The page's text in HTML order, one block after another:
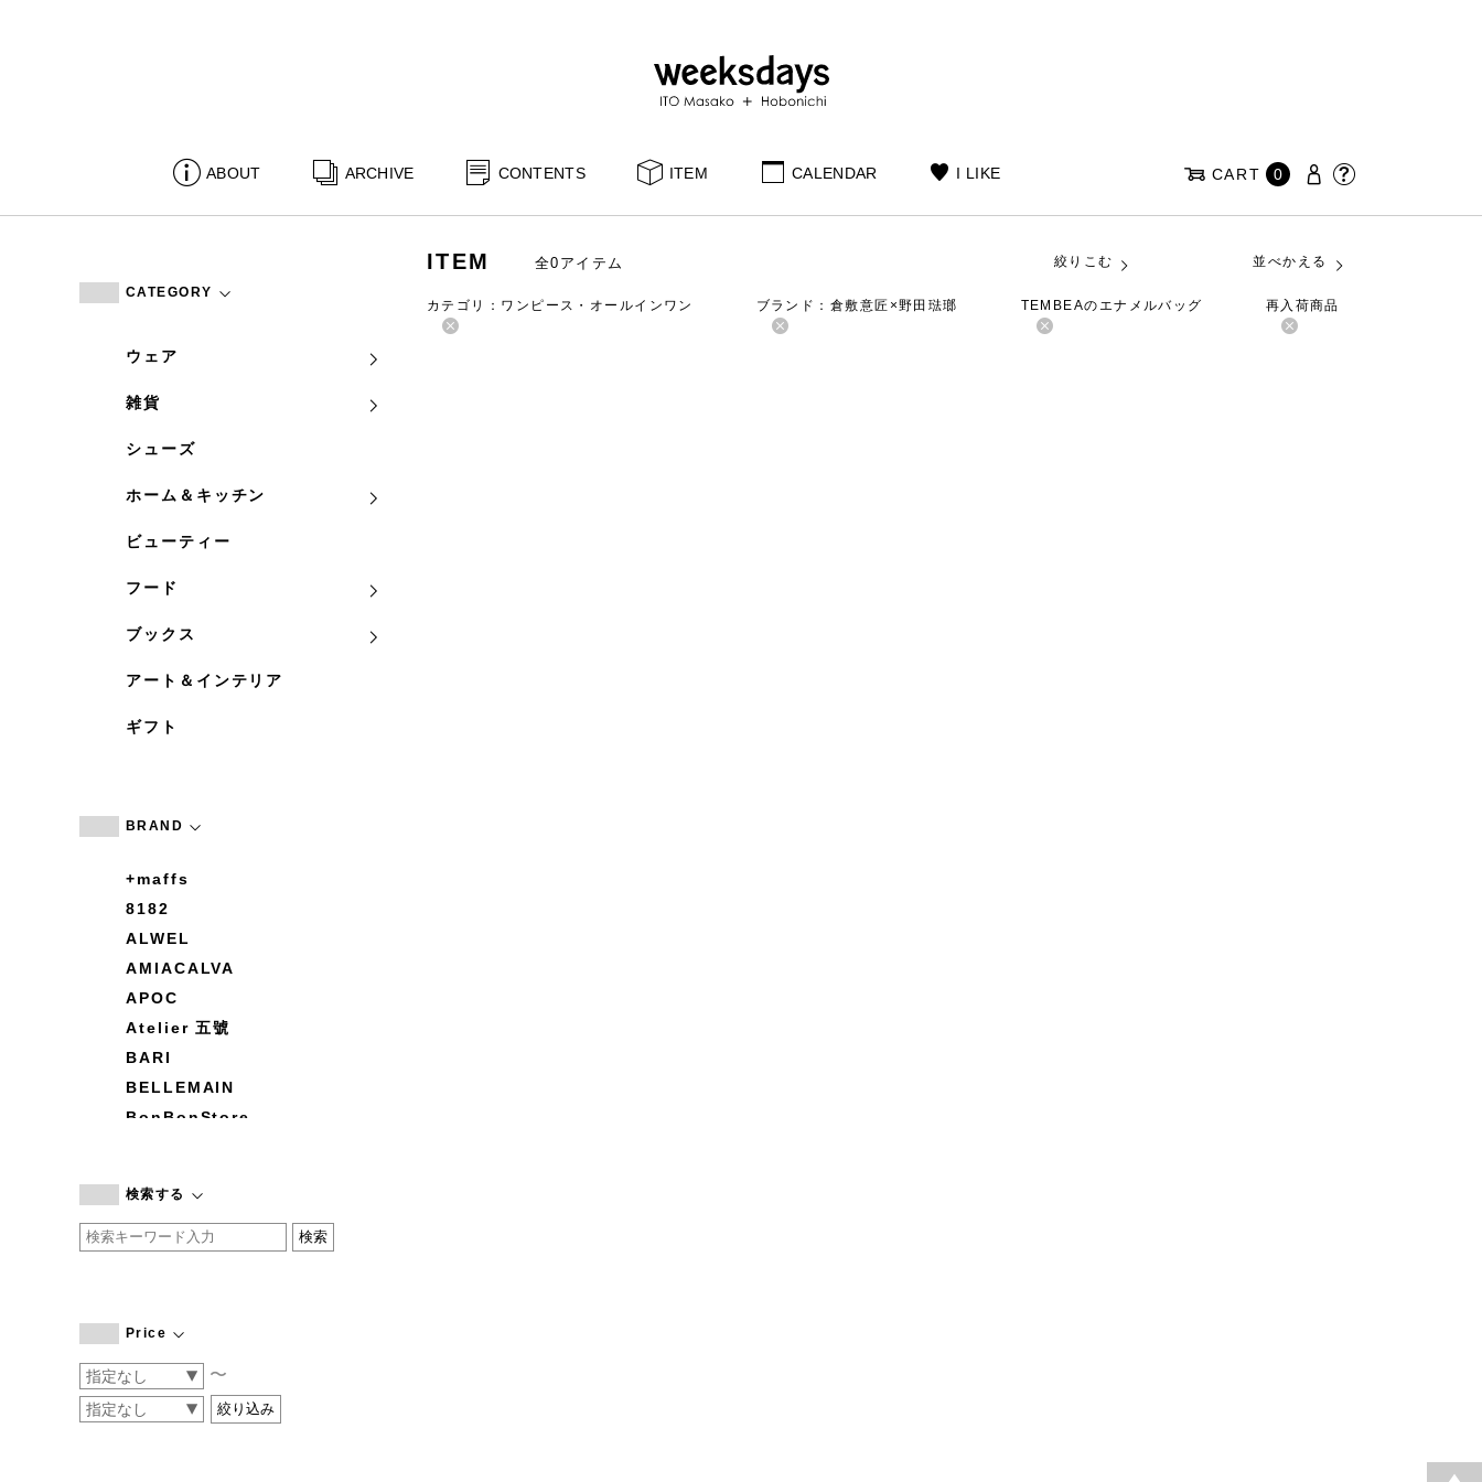
ABOUT ARCHIVE CONTENTS ITEM CALENDAR I LIKE CART 0
CATEGORY
ウェア
雑貨
シューズ
ホーム＆キッチン
ビューティー
フード
ブックス
アート＆インテリア
ギフト
BRAND
+maffs
8182
ALWEL
AMIACALVA
APOC
Atelier 五號
BARI
BELLEMAIN
BonBonStore
by basics
CATWORTH
COGTHEBIGSMOKE
CONVERSE
DEAN & DELUCA
検索する
Price
〜
ITEM 全0アイテム 絞りこむ 並べかえる
カテゴリ：ワンピース・オールインワン ブランド：倉敷意匠×野田琺瑯 TEMBEAのエナメルバッグ 再入荷商品